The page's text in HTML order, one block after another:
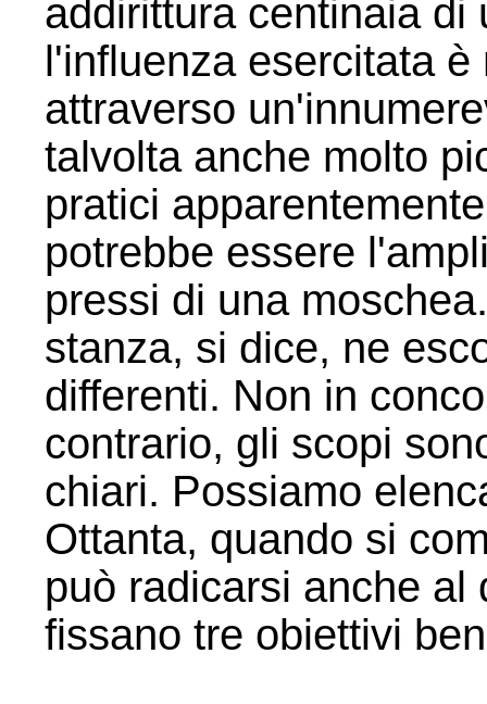
addirittura centinaia di
l'influenza esercitata
attraverso
talvolta anche molto
pratici
potrebbe essere
pressi di una
stanza, si dice, ne
differenti. Non in
contrario, gli scopi
chiari. Possiamo
Ottanta, quando si
può radicarsi anche
fissano tre obiettivi